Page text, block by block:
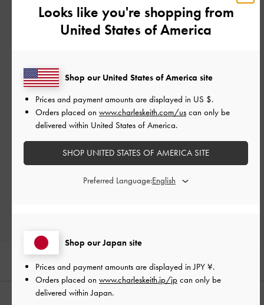
Looks like you're shopping from
United States of America
Shop our Japan site
Prices and payment amounts are displayed inJPY ¥.
Orders placed on www.charleskeith.jp/jp can only be
delivered within Japan.
Shop our United States of America site
Prices and payment amounts are displayed in US $.
Orders placed on www.charleskeith.com/us can only be
delivered within United States of America.
SHOP UNITED STATES OF AMERICA SITE
Preferred Language: